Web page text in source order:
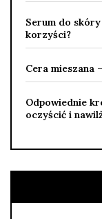
Serum do
korzyści?
Cera mieszana
Odpowiednie
oczyścić i